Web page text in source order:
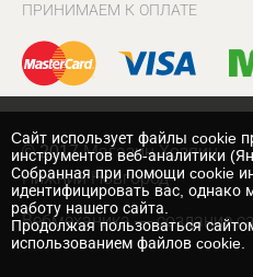
ПРИНИМАЕМ К ОПЛАТЕ
© 2017 Магазин Хозяин
Нижний Новгород
Вебмеханика — создание
Cайт использует файлы cookie
инструментов веб-аналитики
Собранная при помощи cookie
идентифицировать вас,
работу нашего сайта.
Продолжая пользоваться
использованием файлов cookie.